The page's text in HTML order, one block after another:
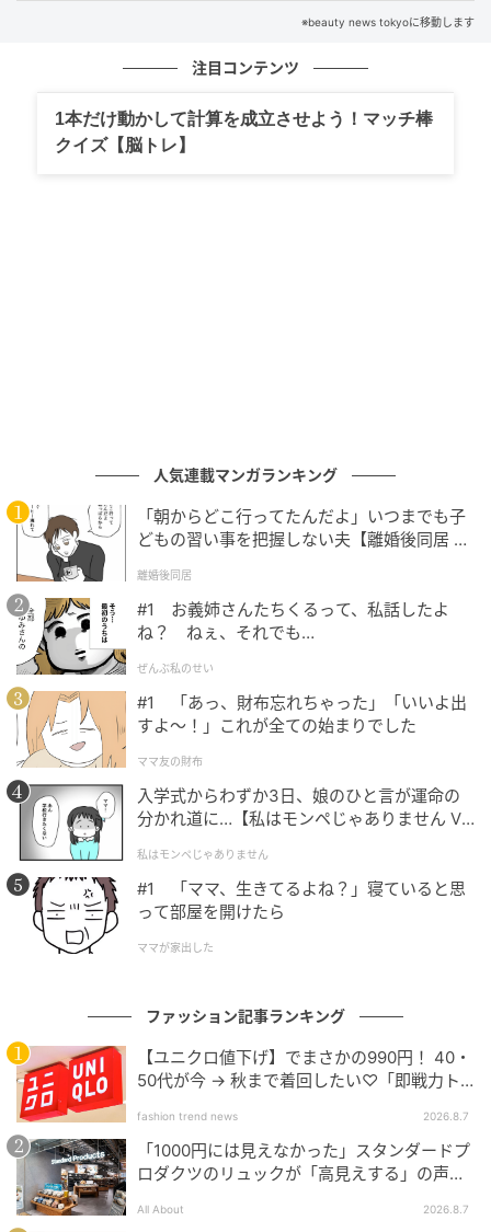
“質感の設計”を見直すだけでも印象は変わる
なぜか服がしっくりこない時は、服以外とのバランス
も見直したいところ。例えば、服は軽やかなのに髪が
監修：YOMI（パーソナルスタイリスト）＞ ※画像は
生成AIで作成しています
次の記事
その着こなし、少し古く見えているかも。202
6初夏のノースリーブコーデNG・OK比較
※beauty news tokyoに移動します
注目コンテンツ
1本だけ動かして計算を成立させよう！マッチ棒
クイズ【脳トレ】
人気連載マンガランキング
「朝からどこ行ってたんだよ」いつまでも子
どもの習い事を把握しない夫【離婚後同居 Vo
離婚後同居
#1 お義姉さんたちくるって、私話したよ
ね？ ねぇ、それでも…
ぜんぶ私のせい
#1 「あっ、財布忘れちゃった」「いいよ出
すよ〜！」これが全ての始まりでした
ママ友の財布
入学式からわずか3日、娘のひと言が運命の
分かれ道に…【私はモンペじゃありません Vo
私はモンペじゃありません
#1 「ママ、生きてるよね？」寝ていると思
って部屋を開けたら
ママが家出した
ファッション記事ランキング
【ユニクロ値下げ】でまさかの990円！ 40・
50代が今 → 秋まで着回したい♡「即戦力ト
fashion trend news 2026.8.7
「1000円には見えなかった」スタンダードプ
ロダクツのリュックが「高見えする」の声。
All About 2026.8.7